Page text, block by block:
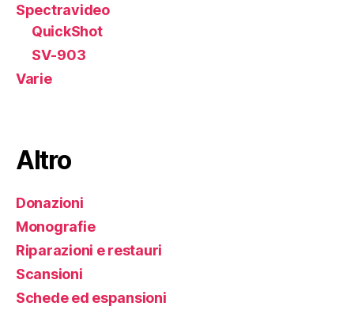
Spectravideo
QuickShot
SV-903
Varie
Altro
Donazioni
Monografie
Riparazioni e restauri
Scansioni
Schede ed espansioni